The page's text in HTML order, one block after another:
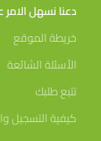
دعنا نسهل الامر
خريطة الموقع
الأسئلة الشائعة
تتبع طلبك
كيفية التسجيل